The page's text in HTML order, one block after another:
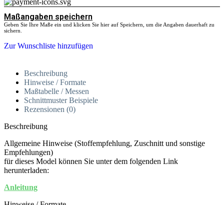
Maßangaben speichern
Geben Sie Ihre Maße ein und klicken Sie hier auf Speichern, um die Angaben dauerhaft zu
sichern.
Zur Wunschliste hinzufügen
Beschreibung
Hinweise / Formate
Maßtabelle / Messen
Schnittmuster Beispiele
Rezensionen (0)
Beschreibung
Allgemeine Hinweise (Stoffempfehlung, Zuschnitt und sonstige
Empfehlungen)
für dieses Model können Sie unter dem folgenden Link
herunterladen:
Anleitung